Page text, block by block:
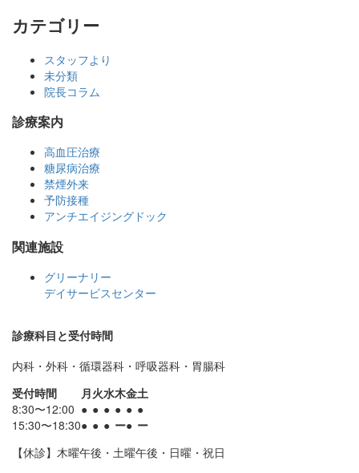
カテゴリー
スタッフより
未分類
院長コラム
診療案内
高血圧治療
糖尿病治療
禁煙外来
予防接種
アンチエイジングドック
関連施設
グリーナリー
デイサービスセンター
診療科目と受付時間
内科・外科・循環器科・呼吸器科・胃腸科
受付時間
月火水木金土
8:30〜12:00 ● ● ● ● ● ●
15:30〜18:30● ● ● ー● ー
【休診】木曜午後・土曜午後・日曜・祝日